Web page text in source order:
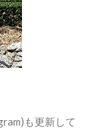
も更新して